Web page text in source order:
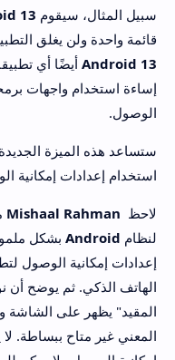
سبيل المثال، سيقوم 13
قائمة واحدة ولن يغلق
Android 13 أيضًا أي
إساءة استخدام واجهات
الوصول.
ستساعد هذه الميزة
استخدام إعدادات إمكانية
لاحظ
لنظام Android بشكل
إعدادات إمكانية الوصول
الهاتف الذكي. ثم يوضح أن
المقيد" يظهر على الشاشة
المعني غير متاح ببساطة.